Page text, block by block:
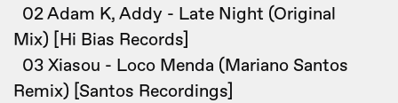
02 Adam K, Addy - Late Night (Original
Mix) [Hi Bias Records]
03 Xiasou - Loco Menda (Mariano Santos
Remix) [Santos Recordings]